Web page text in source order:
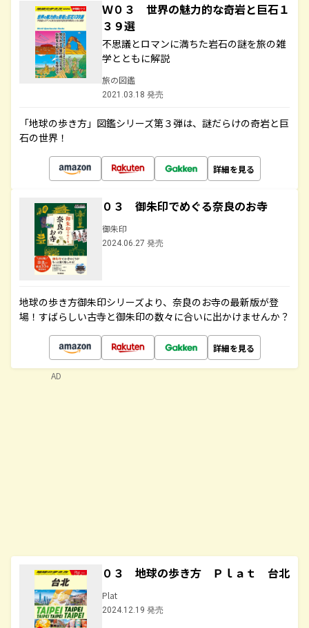
Ｗ０３ 世界の魅力的な奇岩と巨石１
３９選
不思議とロマンに満ちた岩石の謎を旅の雑
学とともに解説
旅の図鑑
2021.03.18 発売
「地球の歩き方」図鑑シリーズ第３弾は、謎だらけの奇岩と巨
石の世界！
詳細を見る
０３ 御朱印でめぐる奈良のお寺
御朱印
2024.06.27 発売
地球の歩き方御朱印シリーズより、奈良のお寺の最新版が登
場！すばらしい古寺と御朱印の数々に合いに出かけませんか？
詳細を見る
０３ 地球の歩き方 Ｐｌａｔ 台北
Plat
2024.12.19 発売
AD